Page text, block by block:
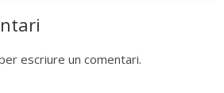
escriure un comentari.